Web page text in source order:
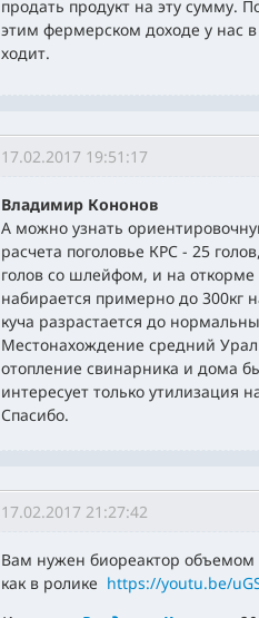
продать продукт на эту сумму.
этим фермерском доходе у нас
ходит.
17.02.2017 19:51:17
Владимир Кононов
А можно узнать
расчета поголовье КРС - 25
голов со шлейфом, и на
набирается примерно до 300кг
куча разрастается до
Местонахождение средний
отопление свинарника и дома
интересует только утилизация
Спасибо.
17.02.2017 21:27:42
Вам нужен биореактор
как в ролике https://youtu.be/